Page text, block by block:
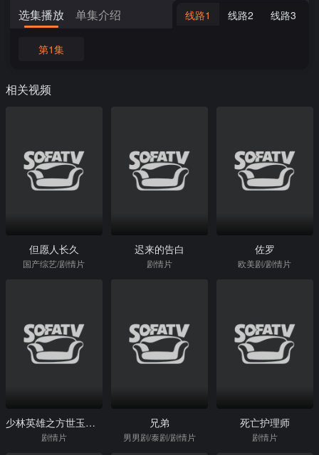
选集播放 单集介绍 线路1 线路2 线路3
第1集
相关视频
但愿人长久
国产综艺/剧情片
迟来的告白
剧情片
佐罗
欧美剧/剧情片
少林英雄之方世玉洪熙官
剧情片
兄弟
男男剧/泰剧/剧情片
死亡护理师
剧情片